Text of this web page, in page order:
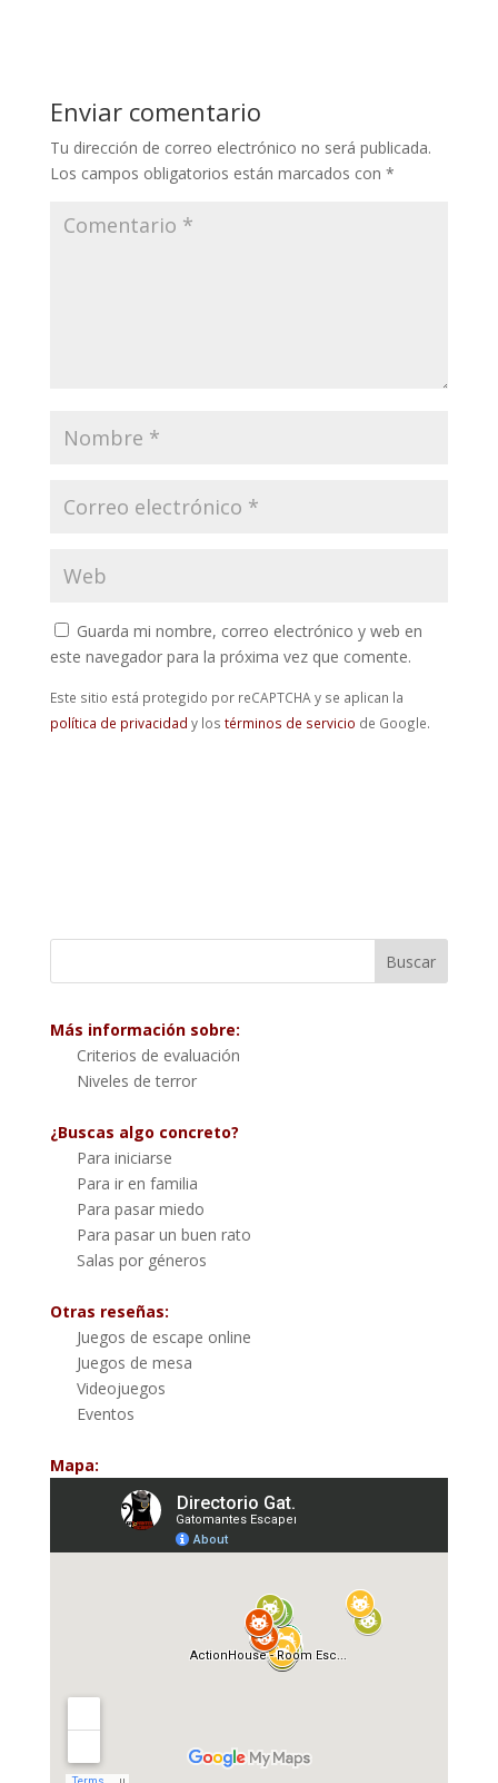
Enviar comentario
Tu dirección de correo electrónico no será publicada.
Los campos obligatorios están marcados con *
Guarda mi nombre, correo electrónico y web en
este navegador para la próxima vez que comente.
Este sitio está protegido por reCAPTCHA y se aplican la
política de privacidad y los términos de servicio de Google.
Más información sobre:
Criterios de evaluación
Niveles de terror
¿Buscas algo concreto?
Para iniciarse
Para ir en familia
Para pasar miedo
Para pasar un buen rato
Salas por géneros
Otras reseñas:
Juegos de escape online
Juegos de mesa
Videojuegos
Eventos
Mapa: